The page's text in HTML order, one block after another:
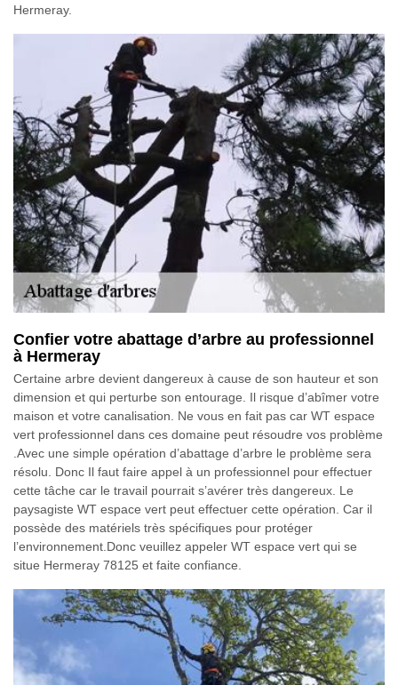
Hermeray.
Confier votre abattage d’arbre au professionnel
à Hermeray
Certaine arbre devient dangereux à cause de son hauteur et son
dimension et qui perturbe son entourage. Il risque d’abîmer votre
maison et votre canalisation. Ne vous en fait pas car WT espace
vert professionnel dans ces domaine peut résoudre vos problème
.Avec une simple opération d’abattage d’arbre le problème sera
résolu. Donc Il faut faire appel à un professionnel pour effectuer
cette tâche car le travail pourrait s’avérer très dangereux. Le
paysagiste WT espace vert peut effectuer cette opération. Car il
possède des matériels très spécifiques pour protéger
l’environnement.Donc veuillez appeler WT espace vert qui se
situe Hermeray 78125 et faite confiance.